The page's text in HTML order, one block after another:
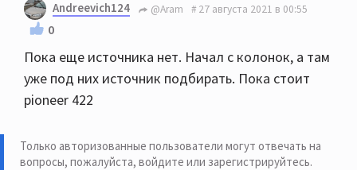
излишни в 15 м.кв. скорее всего. Какие у Вас
усилитель и источник?
Andreevich124 @Aram 27 августа 2021 в 00:55
0
Пока еще источника нет. Начал с колонок, а там
уже под них источник подбирать. Пока стоит
pioneer 422
Только авторизованные пользователи могут отвечать на
вопросы, пожалуйста, войдите или зарегистрируйтесь.